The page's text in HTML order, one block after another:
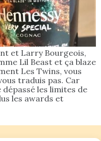
et Larry Bourgeois,
Lil Beast et ça blaze
Les Twins, vous
traduis pas. Car
les limites de
les awards et